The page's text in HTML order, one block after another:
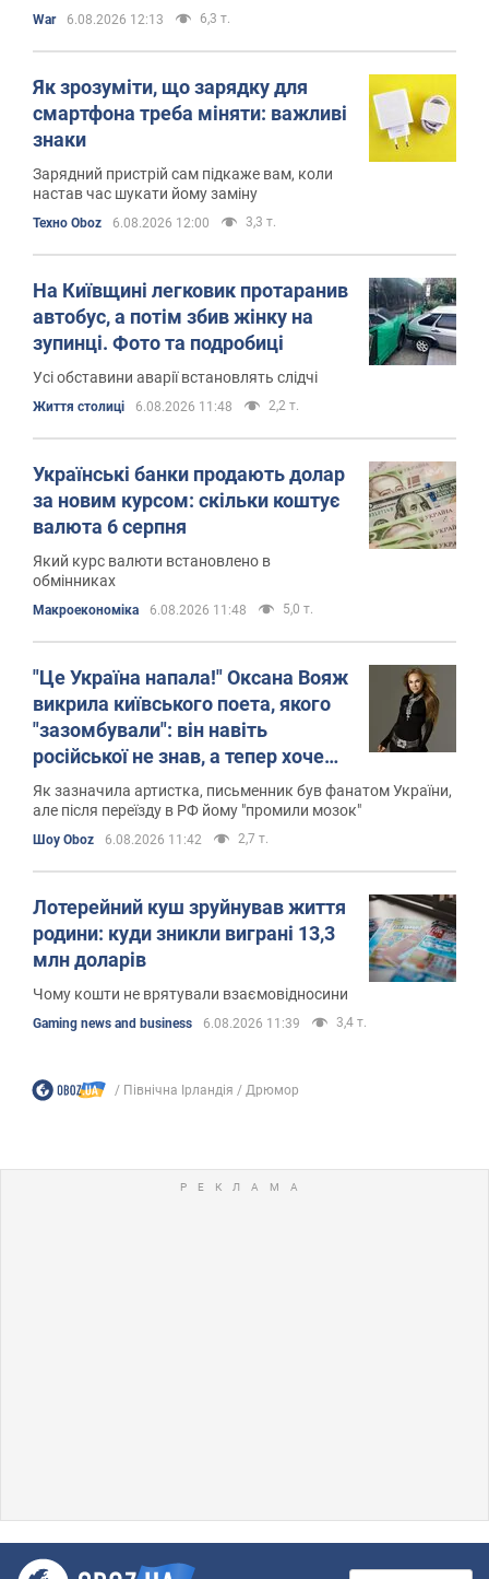
War 6.08.2026 12:13 6,3 т.
Як зрозуміти, що зарядку для
смартфона треба міняти: важливі
знаки
Зарядний пристрій сам підкаже вам, коли
настав час шукати йому заміну
Техно Oboz 6.08.2026 12:00 3,3 т.
На Київщині легковик протаранив
автобус, а потім збив жінку на
зупинці. Фото та подробиці
Усі обставини аварії встановлять слідчі
Життя столиці 6.08.2026 11:48 2,2 т.
Українські банки продають долар
за новим курсом: скільки коштує
валюта 6 серпня
Який курс валюти встановлено в
обмінниках
Mакроекономіка 6.08.2026 11:48 5,0 т.
"Це Україна напала!" Оксана Вояж
викрила київського поета, якого
"зазомбували": він навіть
російської не знав, а тепер хоче
геноциду українців
Як зазначила артистка, письменник був фанатом України,
але після переїзду в РФ йому "промили мозок"
Шоу Oboz 6.08.2026 11:42 2,7 т.
Лотерейний куш зруйнував життя
родини: куди зникли виграні 13,3
млн доларів
Чому кошти не врятували взаємовідносини
Gaming news and business 6.08.2026 11:39 3,4 т.
Північна Ірландія Дрюмор